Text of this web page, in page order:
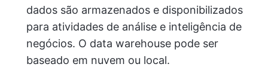
dados são armazenados e disponibilizados
para atividades de análise e inteligência de
negócios. O data warehouse pode ser
baseado em nuvem ou local.